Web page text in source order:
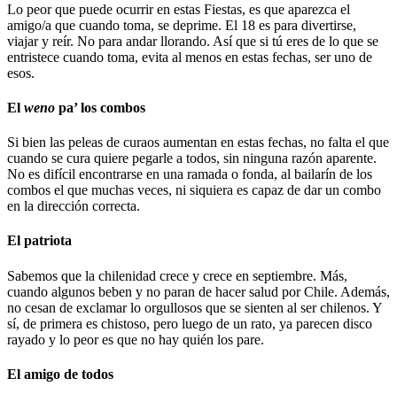
Lo peor que puede ocurrir en estas Fiestas, es que aparezca el
amigo/a que cuando toma, se deprime. El 18 es para divertirse,
viajar y reír. No para andar llorando. Así que si tú eres de lo que se
entristece cuando toma, evita al menos en estas fechas, ser uno de
esos.
El weno pa’ los combos
Si bien las peleas de curaos aumentan en estas fechas, no falta el que
cuando se cura quiere pegarle a todos, sin ninguna razón aparente.
No es difícil encontrarse en una ramada o fonda, al bailarín de los
combos el que muchas veces, ni siquiera es capaz de dar un combo
en la dirección correcta.
El patriota
Sabemos que la chilenidad crece y crece en septiembre. Más,
cuando algunos beben y no paran de hacer salud por Chile. Además,
no cesan de exclamar lo orgullosos que se sienten al ser chilenos. Y
sí, de primera es chistoso, pero luego de un rato, ya parecen disco
rayado y lo peor es que no hay quién los pare.
El amigo de todos